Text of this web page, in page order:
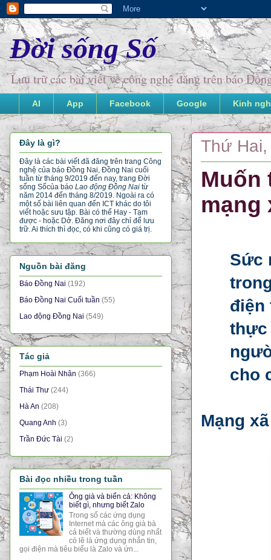
Đời sống Số
Lưu trữ các bài viết về công nghệ đăng trên báo
AI App Facebook Google Kinh
Thứ
Muốn
mạng
Sức
điện
thực
cho
Mạng
Đây là gì?
Đây là các bài viết đã đăng trên trang Công
nghệ của báo Đồng Nai, Đồng Nai cuối
tuần từ tháng 9/2019 đến nay, trang Đời
sống Sốcủa báo Lao động Đồng Nai từ
năm 2014 đến tháng 8/2019. Ngoài ra có
một số bài liên quan đến ICT khác do tôi
viết hoặc sưu tập. Bài có thể Hay - Tạm
được - hoặc Dở. Đăng nơi đây chỉ để lưu
trữ. Ai thích thì đọc, có khi cũng có giá trị.
Nguồn bài đăng
Báo Đồng Nai (192)
Báo Đồng Nai Cuối tuần (55)
Lao động Đồng Nai (549)
Tác giả
Phạm Hoài Nhân (366)
Thái Thư (244)
Hà An (208)
Quang Anh (3)
Trần Đức Tài (2)
Bài đọc nhiều trong tuần
Ông già và biển cả: Không
biết gì, nhưng biết Zalo
Trong số các ứng dụng
Internet mà các ông già bà
cả biết và thường dùng nhất
có lẽ là ứng dụng nhắn tin,
gọi điện mà tiêu biểu là Zalo và ứn...